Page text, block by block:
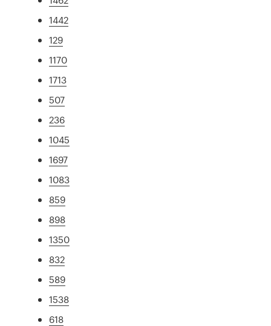
1442
129
1170
1713
507
236
1045
1697
1083
859
898
1350
832
589
1538
618